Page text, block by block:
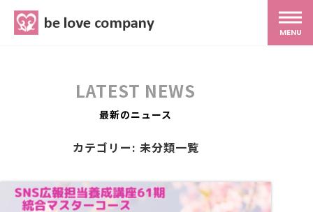
MENU
MG研修
LATEST NEWS
最新のニュース
カテゴリー: 未分類一覧